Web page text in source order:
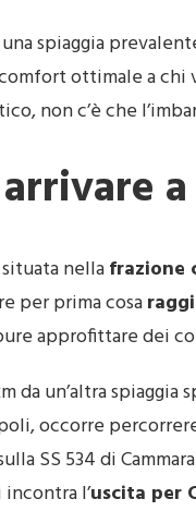
spiaggia
ottimale a
non c’è che
nellafrazione
per prima cosa
approfittare dei
da un’altra
occorre
SS 534 di
l’uscita per